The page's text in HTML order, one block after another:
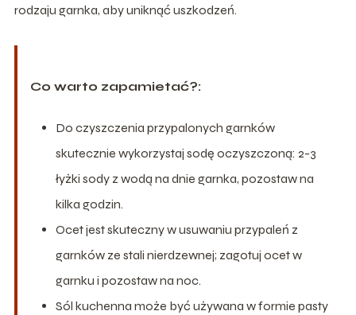
rodzaju garnka, aby uniknąć uszkodzeń.
Co warto zapamietać?:
Do czyszczenia przypalonych garnków
skutecznie wykorzystaj sodę oczyszczoną: 2-3
łyżki sody z wodą na dnie garnka, pozostaw na
kilka godzin.
Ocet jest skuteczny w usuwaniu przypaleń z
garnków ze stali nierdzewnej; zagotuj ocet w
garnku i pozostaw na noc.
Sól kuchenna może być używana w formie pasty